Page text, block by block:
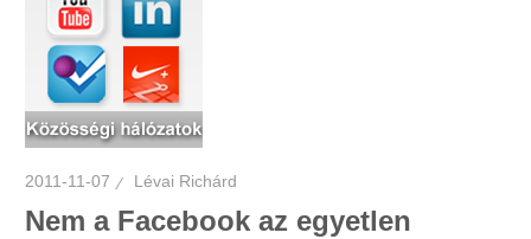
2011-11-07 Lévai Richárd
Nem a Facebook az egyetlen